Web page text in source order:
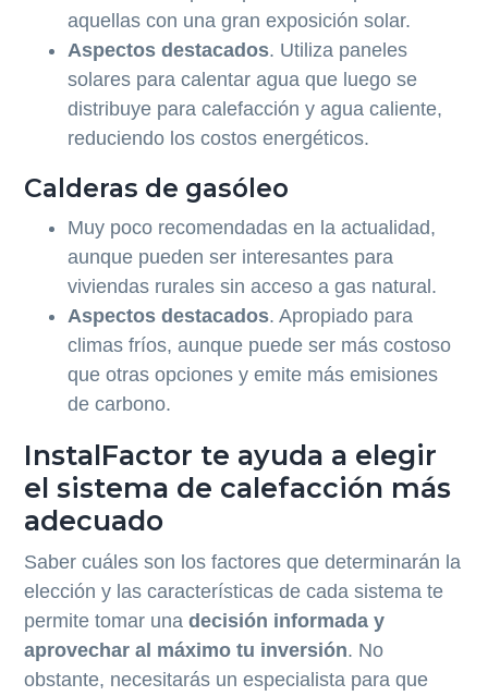
aquellas con una gran exposición solar.
Aspectos destacados. Utiliza paneles
solares para calentar agua que luego se
distribuye para calefacción y agua caliente,
reduciendo los costos energéticos.
Calderas de gasóleo
Muy poco recomendadas en la actualidad,
aunque pueden ser interesantes para
viviendas rurales sin acceso a gas natural.
Aspectos destacados. Apropiado para
climas fríos, aunque puede ser más costoso
que otras opciones y emite más emisiones
de carbono.
InstalFactor te ayuda a elegir
el sistema de calefacción más
adecuado
Saber cuáles son los factores que determinarán la
elección y las características de cada sistema te
permite tomar unadecisión informada y
aprovechar al máximo tu inversión. No
obstante, necesitarás un especialista para que